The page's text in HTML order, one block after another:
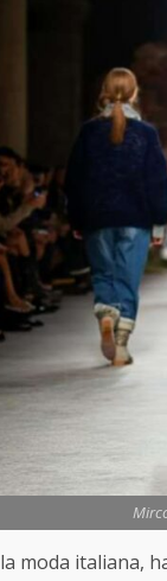
moda italiana,